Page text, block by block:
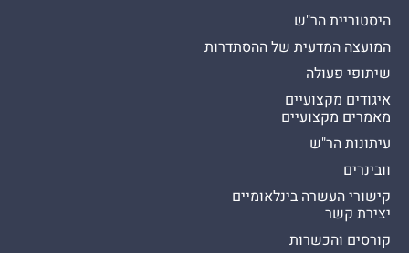
היסטוריית הר"ש
המועצה המדעית של ההסתדרות
שיתופי פעולה
איגודים מקצועיים
מאמרים מקצועיים
עיתונות הר"ש
וובינרים
קישורי העשרה בינלאומיים
יצירת קשר
קורסים והכשרות